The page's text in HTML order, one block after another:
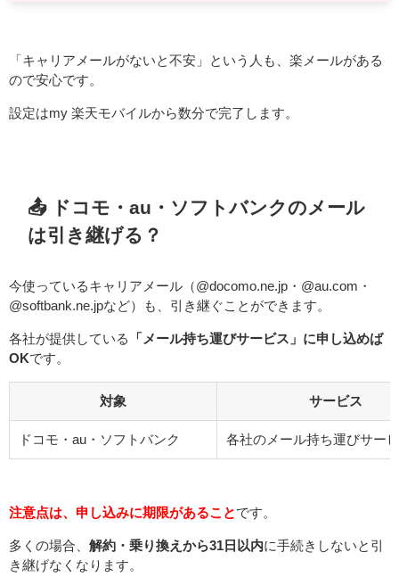
「キャリアメールがないと不安」という人も、楽メールがある
ので安心です。
設定はmy 楽天モバイルから数分で完了します。
📤 ドコモ・au・ソフトバンクのメール
は引き継げる？
今使っているキャリアメール（@docomo.ne.jp・@au.com・
@softbank.ne.jpなど）も、引き継ぐことができます。
各社が提供している
「メール持ち運びサービス」に申し込めば
OKです。
対象 サービス
ドコモ・au・ソフトバンク 各社のメール持ち運びサー
注意点は、申し込みに期限があること です。
多くの場合、 解約・乗り換えから31日以内に手続きしないと引
き継げなくなります。